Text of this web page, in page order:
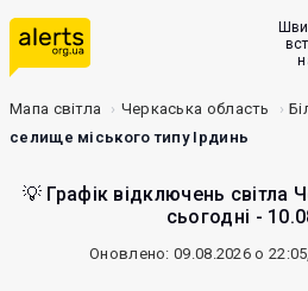
Мапа світла Черкаська область
селище міського типу Ірдинь
💡 Графік відключень світла
сьогодні -
Оновлено: 09.08.2026 о